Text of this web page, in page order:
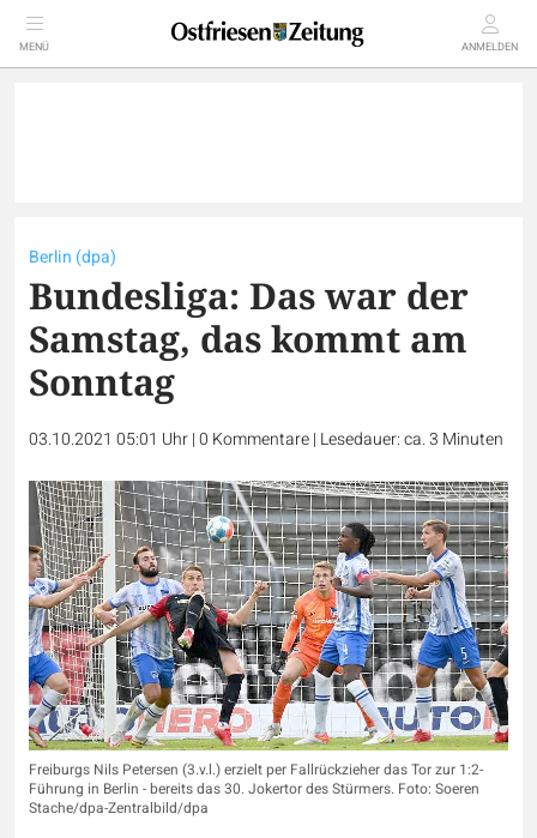
MENÜ ANMELDEN
Berlin (dpa)
Bundesliga: Das war der
Samstag, das kommt am
Sonntag
03.10.2021 05:01 Uhr|0 Kommentare| Lesedauer: ca. 3 Minuten
Freiburgs Nils Petersen (3.v.l.) erzielt per Fallrückzieher das Tor zur 1:2-
Führung in Berlin - bereits das 30. Jokertor des Stürmers. Foto: Soeren
Stache/dpa-Zentralbild/dpa